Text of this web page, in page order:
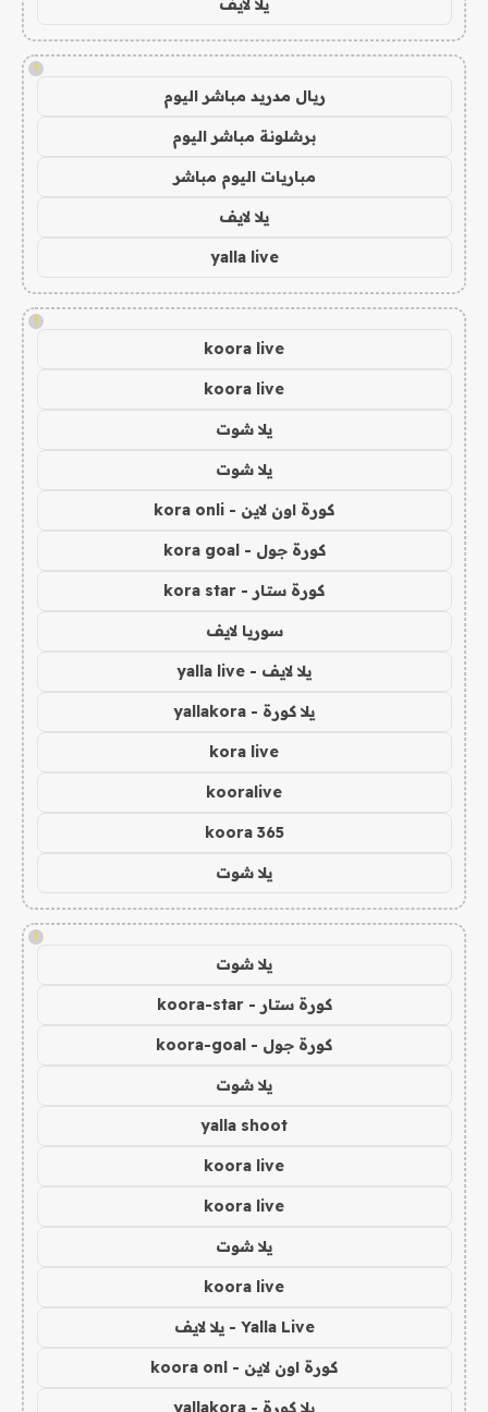
!
ريال مدريد مباشر اليوم
برشلونة مباشر اليوم
مباريات اليوم مباشر
يلا لايف
yalla live
!
koora live
koora live
يلا شوت
يلا شوت
كورة اون لاين - kora onli
كورة جول - kora goal
كورة ستار - kora star
سوريا لايف
يلا لايف - yalla live
يلا كورة - yallakora
kora live
kooralive
koora 365
يلا شوت
!
يلا شوت
كورة ستار - koora-star
كورة جول - koora-goal
يلا شوت
yalla shoot
koora live
koora live
يلا شوت
koora live
Yalla Live - يلا لايف
كورة اون لاين - koora onl
يلا كورة - yallakora